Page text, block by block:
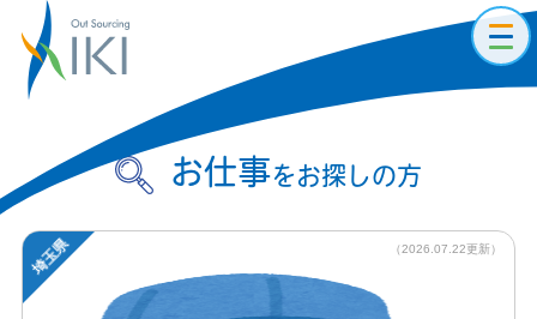
お仕事をお探しの方
（2026.07.22更新）
埼玉県